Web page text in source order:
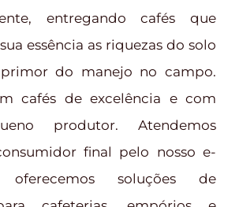
entregando cafés que
essência as riquezas do solo
do manejo no campo.
cafés de excelência e com
produtor. Atendemos
final pelo nosso e-
soluções de